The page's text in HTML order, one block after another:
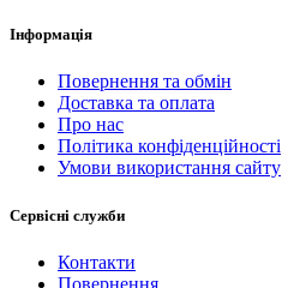
Інформація
Повернення та обмін
Доставка та оплата
Про нас
Політика конфіденційності
Умови використання сайту
Сервісні служби
Контакти
Повернення